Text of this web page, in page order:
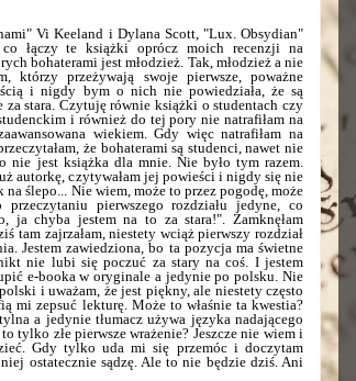
Vi Keeland i Dylana Scott, "Lux. Obsydian"
co łączy te książki oprócz moich recenzji na
bohaterami jest młodzież. Tak, młodzież a nie
którzy przeżywają swoje pierwsze, poważne
i nigdy bym o nich nie powiedziała, że są
stara. Czytuję równie książki o studentach czy
i również do tej pory nie natrafiłam na
wiekiem. Gdy więc natrafiłam na
że bohaterami są studenci, nawet nie
nie jest książka dla mnie. Nie było tym razem.
autorkę, czytywałam jej powieści i nigdy się nie
na ślepo... Nie wiem, może to przez pogodę, może
pierwszego rozdziału jedyne, co
ja chyba jestem na to za stara!". Zamknęłam
tam zajrzałam, niestety wciąż pierwszy rozdział
Jestem zawiedziona, bo ta pozycja ma świetne
nie lubi się poczuć za stary na coś. I jestem
e-booka w oryginale a jedynie po polsku. Nie
i uważam, że jest piękny, ale niestety często
mi zepsuć lekturę. Może to właśnie ta kwestia?
a jedynie tłumacz używa języka nadającego
tylko złe pierwsze wrażenie? Jeszcze nie wiem i
Gdy tylko uda mi się przemóc i doczytam
ostatecznie sądzę. Ale to nie będzie dziś. Ani